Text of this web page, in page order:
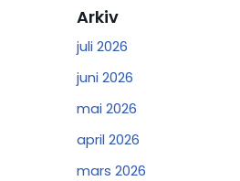
Arkiv
juli 2026
juni 2026
mai 2026
april 2026
mars 2026